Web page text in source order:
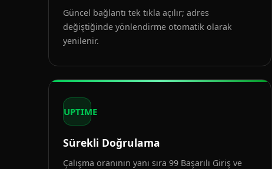
Güncel bağlantı tek tıkla açılır; adres
değiştiğinde yönlendirme otomatik olarak
yenilenir.
UPTIME
Sürekli Doğrulama
Çalışma oranının yanı sıra 99 Başarılı Giriş ve